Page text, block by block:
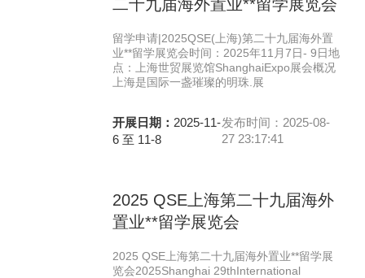
二十九届海外置业**留学展览会
留学申请|2025QSE(上海)第二十九届海外置
业**留学展览会时间：2025年11月7日- 9日地
点：上海世贸展览馆ShanghaiExpo展会概况
上海是国际一盏璀璨的明珠.展
开展日期： 2025-11-
6 至 11-8
发布时间：2025-08-
27 23:17:41
2025 QSE上海第二十九届海外
置业**留学展览会
2025 QSE上海第二十九届海外置业**留学展
览会2025Shanghai 29thInternational